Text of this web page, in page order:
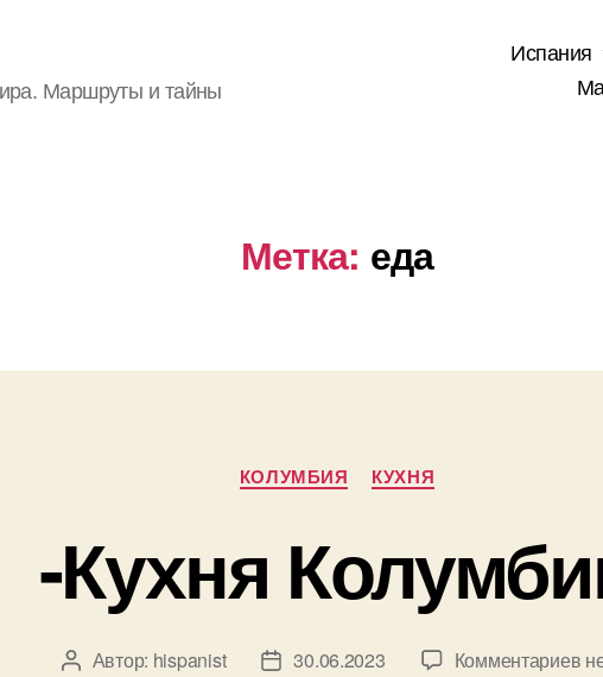
Маршруты и тайны
Испания
Метка: еда
Рубрики
КОЛУМБИЯ КУХНЯ
-Кухня
Автор
Автор: hispanist
Дата30.06.2023 Комментариевк